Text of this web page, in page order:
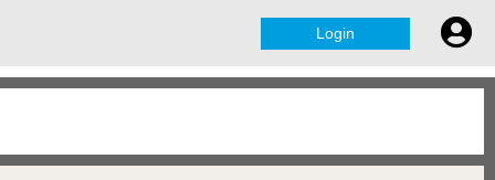
Login